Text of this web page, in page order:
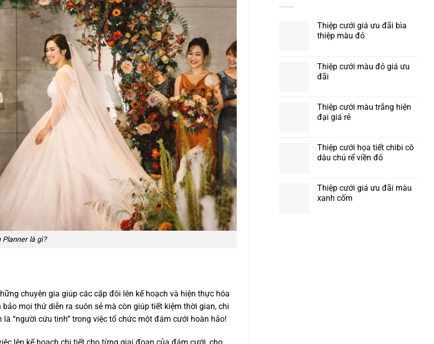
Planner là gì?
chuyên gia giúp các cặp đôi lên kế hoạch và hiện thực hóa
mọi thứ diễn ra suôn sẻ mà còn giúp tiết kiệm thời gian, chi
“người cứu tinh” trong việc tổ chức một đám cưới hoàn hảo!
Thiệp cưới giá ưu đãi bìa
thiệp màu đỏ
Thiệp cưới màu đỏ giá ưu
đãi
Thiệp cưới màu trắng hiện
đại giá rẻ
Thiệp cưới họa tiết chibi cô
dâu chú rể viền đỏ
Thiệp cưới giá ưu đãi màu
xanh cốm